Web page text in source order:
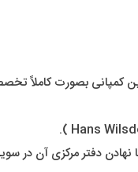
شناخته شده با قدمتی حدود 120 سال که نمیشود اسم آنرا
نهادن دفتر مرکزی آن در